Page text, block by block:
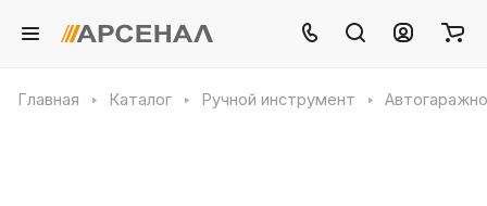
Главная Каталог Ручной инструмент